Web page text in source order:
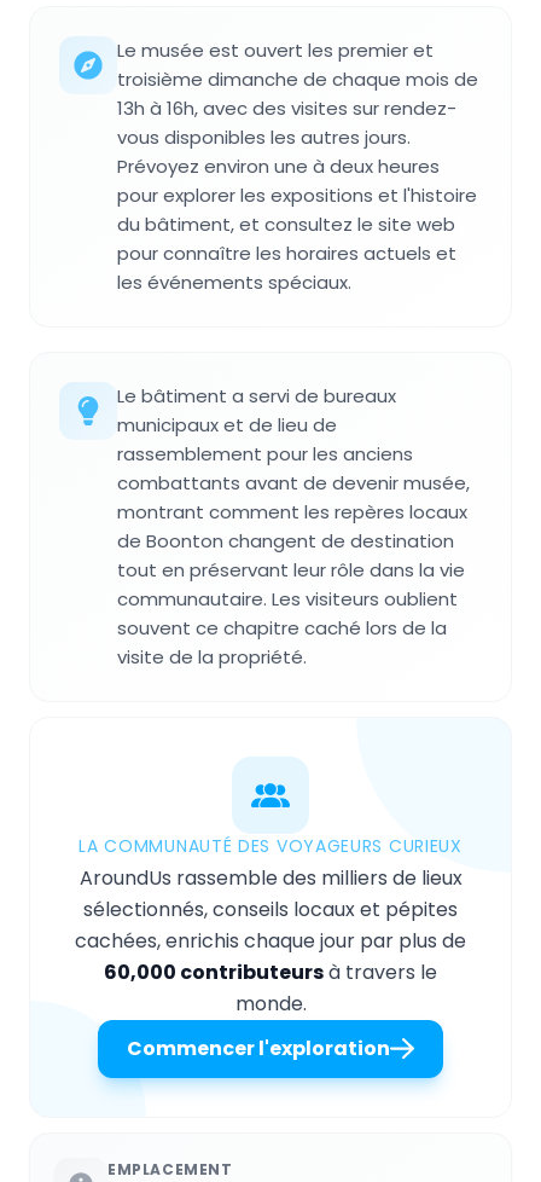
Le musée est ouvert les premier et
troisième dimanche de chaque mois de
13h à 16h, avec des visites sur rendez-
vous disponibles les autres jours.
Prévoyez environ une à deux heures
pour explorer les expositions et l'histoire
du bâtiment, et consultez le site web
pour connaître les horaires actuels et
les événements spéciaux.
Le bâtiment a servi de bureaux
municipaux et de lieu de
rassemblement pour les anciens
combattants avant de devenir musée,
montrant comment les repères locaux
de Boonton changent de destination
tout en préservant leur rôle dans la vie
communautaire. Les visiteurs oublient
souvent ce chapitre caché lors de la
visite de la propriété.
LA COMMUNAUTÉ DES VOYAGEURS CURIEUX
AroundUs rassemble des milliers de lieux
sélectionnés, conseils locaux et pépites
cachées, enrichis chaque jour par plus de
60,000 contributeursà travers le
monde.
Commencer l'exploration
EMPLACEMENT